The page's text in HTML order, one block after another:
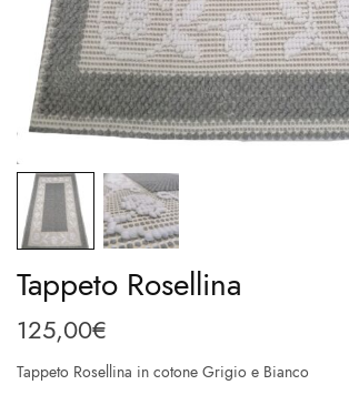
Tappeto Rosellina
125,00€
Tappeto Rosellina in cotone Grigio e Bianco